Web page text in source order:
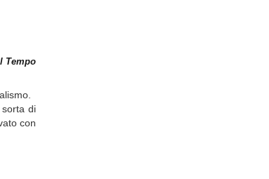
Tempo
di
con